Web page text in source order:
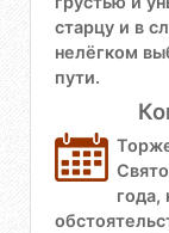
старцу и в
нелёгком
пути.
года,